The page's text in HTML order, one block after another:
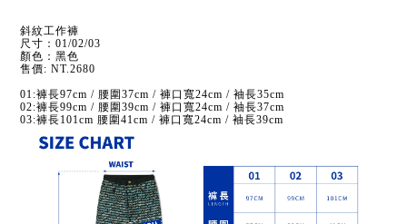
斜紋工作褲
尺寸：01/02/03
顏色：黑色
售價: NT.2680
01:褲長97cm / 腰圍37cm / 褲口寬24cm / 袖長35cm
02:褲長99cm / 腰圍39cm / 褲口寬24cm / 袖長37cm
03:褲長101cm 腰圍41cm / 褲口寬24cm / 袖長39cm